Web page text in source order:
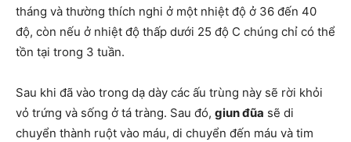
tháng và thường thích nghi ở một nhiệt độ ở 36 đến 40
độ, còn nếu ở nhiệt độ thấp dưới 25 độ C chúng chỉ có thể
tồn tại trong 3 tuần.
Sau khi đã vào trong dạ dày các ấu trùng này sẽ rời khỏi
vỏ trứng và sống ở tá tràng. Sau đó, giun đũa sẽ di
chuyển thành ruột vào máu, di chuyển đến máu và tim